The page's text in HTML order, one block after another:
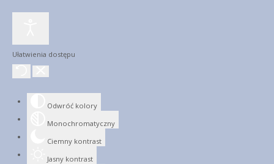
Ułatwienia dostępu
Odwróć kolory
Monochromatyczny
Ciemny kontrast
Jasny kontrast